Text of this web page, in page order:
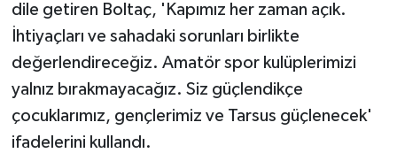
dile getiren Boltaç, 'Kapımız her zaman açık.
İhtiyaçları ve sahadaki sorunları birlikte
değerlendireceğiz. Amatör spor kulüplerimizi
yalnız bırakmayacağız. Siz güçlendikçe
çocuklarımız, gençlerimiz ve Tarsus güçlenecek'
ifadelerini kullandı.